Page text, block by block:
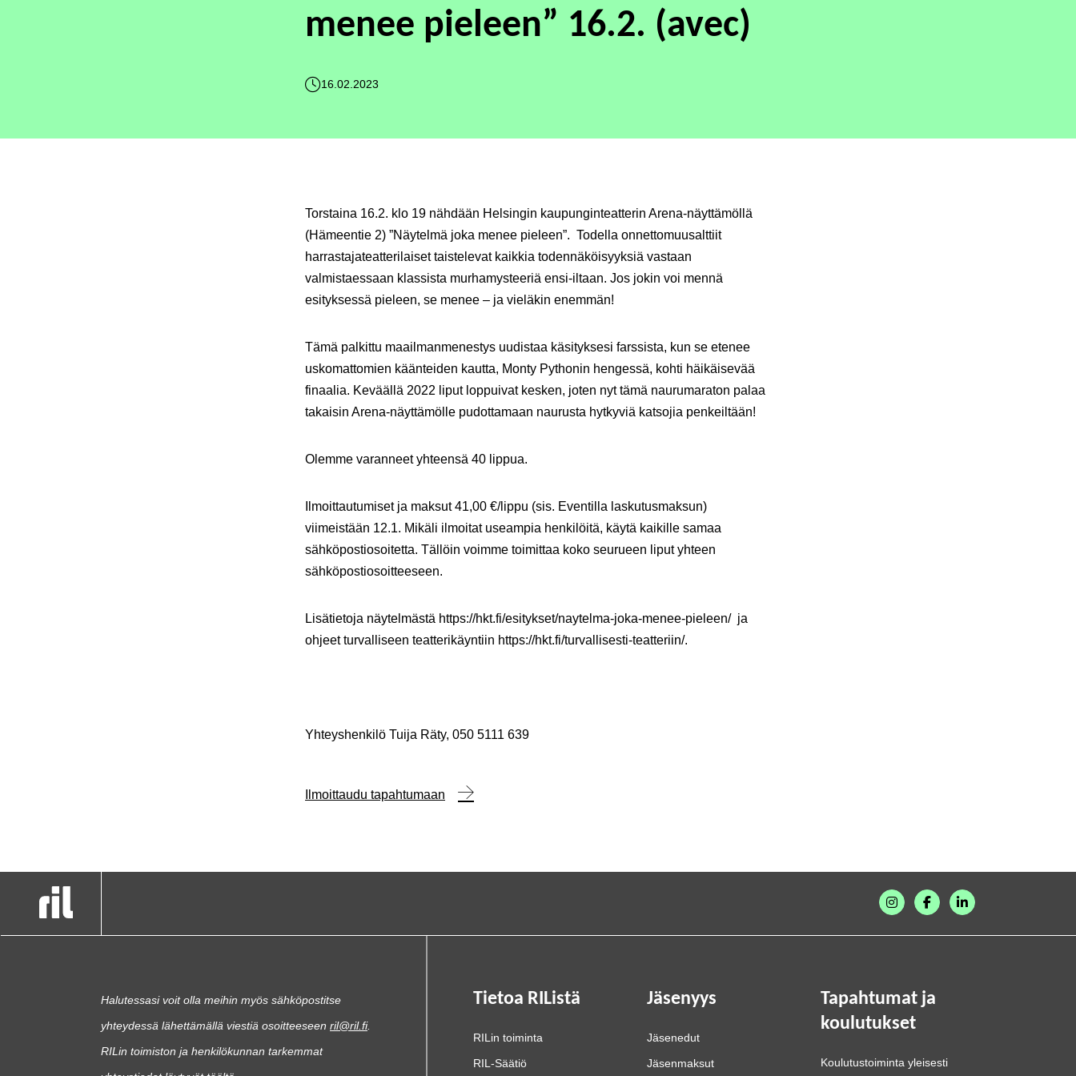
menee pieleen” 16.2. (avec)
16.02.2023
Torstaina 16.2. klo 19 nähdään Helsingin kaupunginteatterin Arena-näyttämöllä
(Hämeentie 2) ”Näytelmä joka menee pieleen”. Todella onnettomuusalttiit
harrastajateatterilaiset taistelevat kaikkia todennäköisyyksiä vastaan
valmistaessaan klassista murhamysteeriä ensi-iltaan. Jos jokin voi mennä
esityksessä pieleen, se menee – ja vieläkin enemmän!
Tämä palkittu maailmanmenestys uudistaa käsityksesi farssista, kun se etenee
uskomattomien käänteiden kautta, Monty Pythonin hengessä, kohti häikäisevää
finaalia. Keväällä 2022 liput loppuivat kesken, joten nyt tämä naurumaraton palaa
takaisin Arena-näyttämölle pudottamaan naurusta hytkyviä katsojia penkeiltään!
Olemme varanneet yhteensä 40 lippua.
Ilmoittautumiset ja maksut 41,00 €/lippu (sis. Eventilla laskutusmaksun)
viimeistään 12.1. Mikäli ilmoitat useampia henkilöitä, käytä kaikille samaa
sähköpostiosoitetta. Tällöin voimme toimittaa koko seurueen liput yhteen
sähköpostiosoitteeseen.
Lisätietoja näytelmästä https://hkt.fi/esitykset/naytelma-joka-menee-pieleen/ ja
ohjeet turvalliseen teatterikäyntiin https://hkt.fi/turvallisesti-teatteriin/.
Yhteyshenkilö Tuija Räty, 050 5111 639
Ilmoittaudu tapahtumaan
Halutessasi voit olla meihin myös sähköpostitse
yhteydessä lähettämällä viestiä osoitteeseen ril@ril.fi.
RILin toimiston ja henkilökunnan tarkemmat
Tietoa RIListä
RILin toiminta
RIL-Säätiö
Jäsenyys
Jäsenedut
Jäsenmaksut
Tapahtumat ja
koulutukset
Koulutustoiminta yleisesti